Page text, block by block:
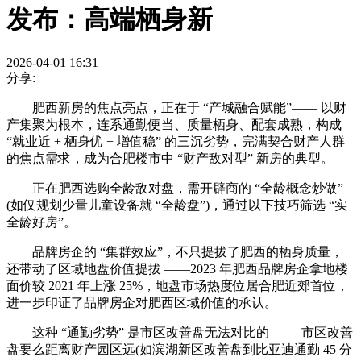
发布：高端栖身新
2026-04-01 16:31
分享:
肥西新房的焦点亮点，正在于 “产城融合赋能”—— 以财
产集聚为根本，连系通勤便当、质量栖身、配套成熟，构成
“就业近 + 栖身优 + 增值稳” 的三沉劣势，完满契合财产人群
的焦点需求，成为合肥楼市中 “财产敌对型” 新房的典型。
正在肥西选购全龄敌对盘，需开辟商的 “全龄概念炒做”
(如仅规划少量儿童设备就 “全龄盘”)，通过以下技巧筛选 “实
全龄好房”。
品牌房企的 “集群效应”，不只提拔了肥西的栖身质量，
还带动了区域地盘价值提拔 ——2023 年肥西品牌房企拿地楼
面价较 2021 年上涨 25%，地盘市场热度位居合肥近郊首位，
进一步印证了品牌房企对肥西区域价值的承认。
这种 “通勤劣势” 是市区改善盘无法对比的 —— 市区改善
盘要么距离财产园区远(如滨湖新区改善盘到比亚迪通勤 45 分